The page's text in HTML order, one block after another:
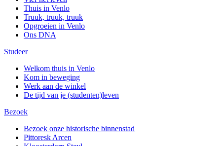
Thuis in Venlo
Truuk, truuk, truuk
Opgroeien in Venlo
Ons DNA
Studeer
Welkom thuis in Venlo
Kom in beweging
Werk aan de winkel
De tijd van je (studenten)leven
Bezoek
Bezoek onze historische binnenstad
Pittoresk Arcen